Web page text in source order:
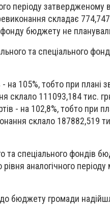
періоду
складає
бюджету не
та спеціального
на 105%, тобто при плані
склало 111093,184 тис.
- на 102,8%, тобто при
склало 187882,519
та спеціального фондів
аналогічного
бюджету громади